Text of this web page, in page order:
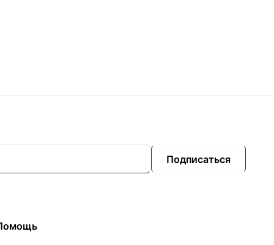
Подписаться